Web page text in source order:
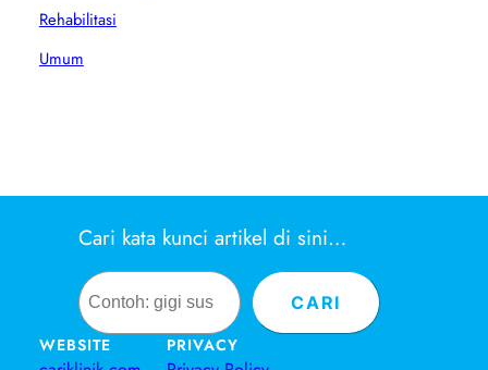
Rehabilitasi
Umum
Cari kata kunci artikel di sini…
Search
CARI
WEBSITE
PRIVACY